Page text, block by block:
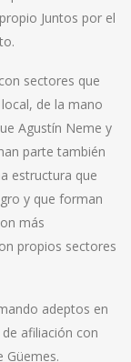
Juntos por el
sectores que
de la mano
Agustín Neme y
parte también
estructura que
y que forman
más
propios sectores
adeptos en
afiliación con
Güemes.